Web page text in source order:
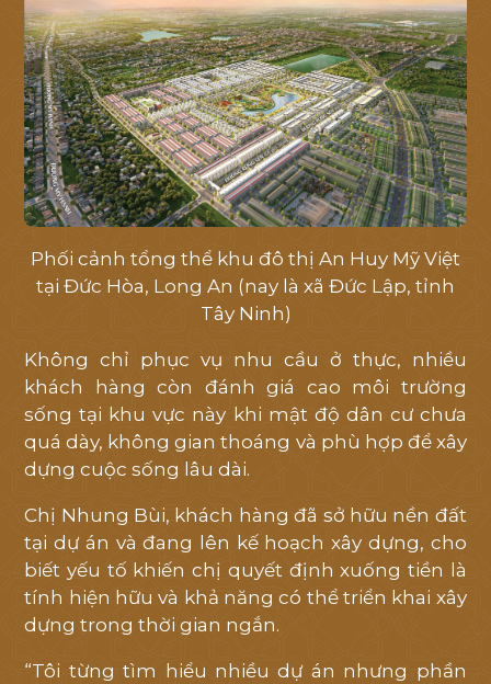
TIỆN ÍCH
MẶT BẰNG
THƯ VIỆN
TIN TỨC
TIẾN ĐỘ
LIÊN HỆ
Phối cảnh tổng thể khu đô thị An Huy Mỹ Việt
tại Đức Hòa, Long An (nay là xã Đức Lập, tỉnh
Tây Ninh)
Không chỉ phục vụ nhu cầu ở thực, nhiều
khách hàng còn đánh giá cao môi trường
sống tại khu vực này khi mật độ dân cư chưa
quá dày, không gian thoáng và phù hợp để xây
dựng cuộc sống lâu dài.
Chị Nhung Bùi, khách hàng đã sở hữu nền đất
tại dự án và đang lên kế hoạch xây dựng, cho
biết yếu tố khiến chị quyết định xuống tiền là
tính hiện hữu và khả năng có thể triển khai xây
dựng trong thời gian ngắn.
“Tôi từng tìm hiểu nhiều dự án nhưng phần